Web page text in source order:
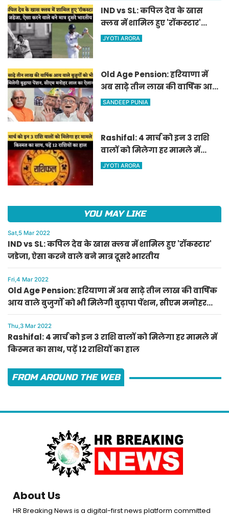
IND vs SL: कपिल देव के खास
क्लब में शामिल हुए 'रॉकस्टार'
जडेजा, ऐसा करने वाले बने मात्र
JYOTI ARORA
Old Age Pension: हरियाणा में
अब साढ़े तीन लाख की वार्षिक आय
वाले बुजुर्गों को भी मिलेगी बुढ़ापा
SANDEEP PUNIA
Rashifal: 4 मार्च को इन 3 राशि
वालों को मिलेगा हर मामले में
किस्मत का साथ, पढ़ें 12 राशियों का
JYOTI ARORA
YOU MAY LIKE
Sat,5 Mar 2022
IND vs SL: कपिल देव के खास क्लब में शामिल हुए 'रॉकस्टार'
जडेजा, ऐसा करने वाले बने मात्र दूसरे भारतीय
Fri,4 Mar 2022
Old Age Pension: हरियाणा में अब साढ़े तीन लाख की वार्षिक
आय वाले बुजुर्गों को भी मिलेगी बुढ़ापा पेंशन, सीएम मनोहर
लाल का ऐलान
Thu,3 Mar 2022
Rashifal: 4 मार्च को इन 3 राशि वालों को मिलेगा हर मामले में
किस्मत का साथ, पढ़ें 12 राशियों का हाल
FROM AROUND THE WEB
About Us
HR Breaking News is a digital-first news platform committed